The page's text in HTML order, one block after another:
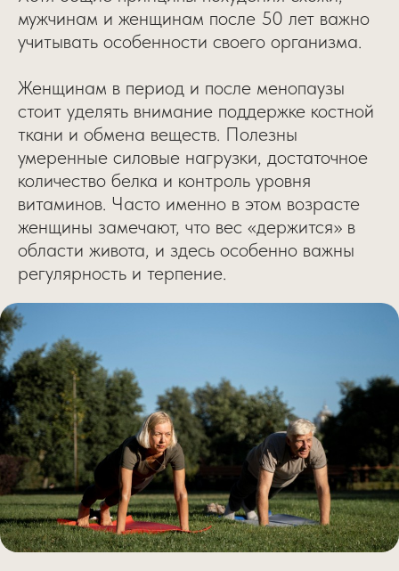
мужчинам и женщинам после 50 лет важно
учитывать особенности своего организма.
Женщинам в период и после менопаузы
стоит уделять внимание поддержке костной
ткани и обмена веществ. Полезны
умеренные силовые нагрузки, достаточное
количество белка и контроль уровня
витаминов. Часто именно в этом возрасте
женщины замечают, что вес «держится» в
области живота, и здесь особенно важны
регулярность и терпение.